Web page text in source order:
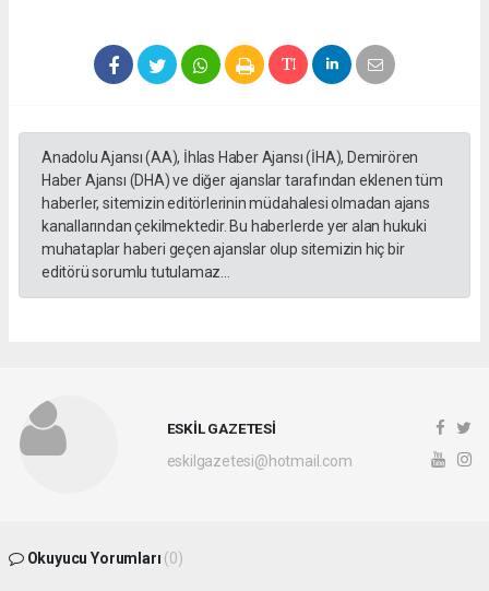
Anadolu Ajansı (AA), İhlas Haber Ajansı (İHA), Demirören
Haber Ajansı (DHA) ve diğer ajanslar tarafından eklenen tüm
haberler, sitemizin editörlerinin müdahalesi olmadan ajans
kanallarından çekilmektedir. Bu haberlerde yer alan hukuki
muhataplar haberi geçen ajanslar olup sitemizin hiç bir
editörü sorumlu tutulamaz...
ESKİL GAZETESİ
eskilgazetesi@hotmail.com
Okuyucu Yorumları (0)